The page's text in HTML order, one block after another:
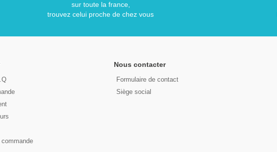
sur toute la france,
trouvez celui proche de chez vous
Nous contacter
Formulaire de contact
Siège social